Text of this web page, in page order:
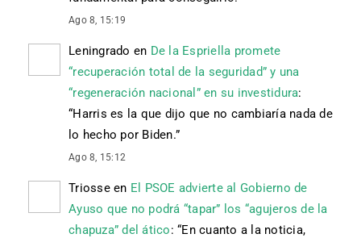
Ago 8, 15:19
Leningrado en De la Espriella promete
“recuperación total de la seguridad” y una
“regeneración nacional” en su investidura:
“Harris es la que dijo que no cambiaría nada de
lo hecho por Biden.”
Ago 8, 15:12
Triosseen El PSOE advierte al Gobierno de
Ayuso que no podrá “tapar” los “agujeros de la
chapuza” del ático: “En cuanto a la noticia,